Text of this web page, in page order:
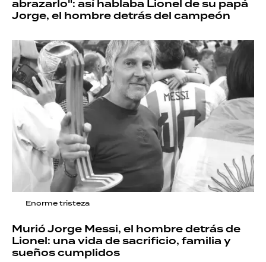
abrazarlo": así hablaba Lionel de su papá
Jorge, el hombre detrás del campeón
Enorme tristeza
Murió Jorge Messi, el hombre detrás de
Lionel: una vida de sacrificio, familia y
sueños cumplidos